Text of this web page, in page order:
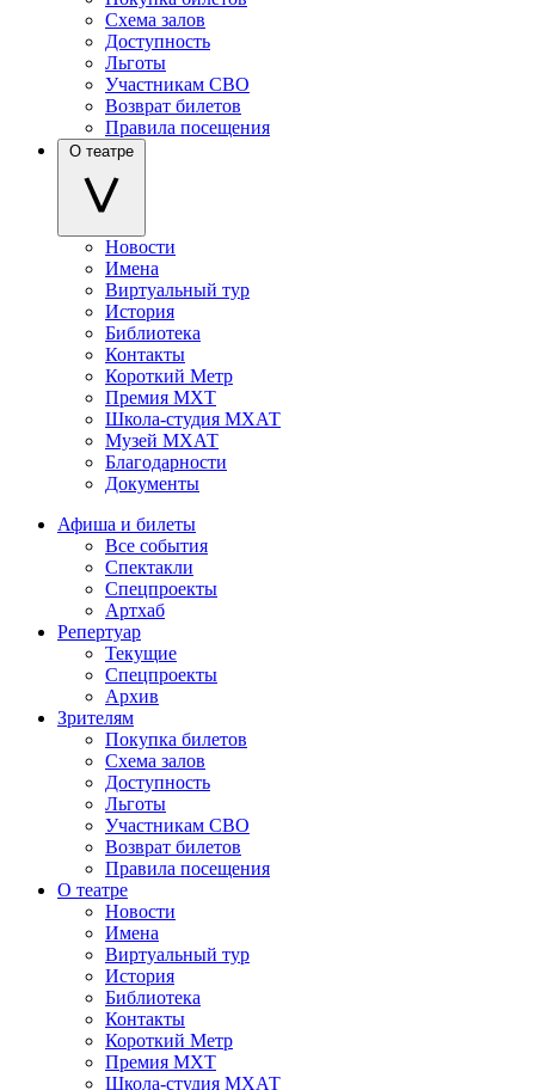
Схема залов
Доступность
Льготы
Участникам СВО
Возврат билетов
Правила посещения
О театре
Новости
Имена
Виртуальный тур
История
Библиотека
Контакты
Короткий Метр
Премия МХТ
Школа-студия МХАТ
Музей МХАТ
Благодарности
Документы
Афиша и билеты
Все события
Спектакли
Спецпроекты
Артхаб
Репертуар
Текущие
Спецпроекты
Архив
Зрителям
Покупка билетов
Схема залов
Доступность
Льготы
Участникам СВО
Возврат билетов
Правила посещения
О театре
Новости
Имена
Виртуальный тур
История
Библиотека
Контакты
Короткий Метр
Премия МХТ
Школа-студия МХАТ